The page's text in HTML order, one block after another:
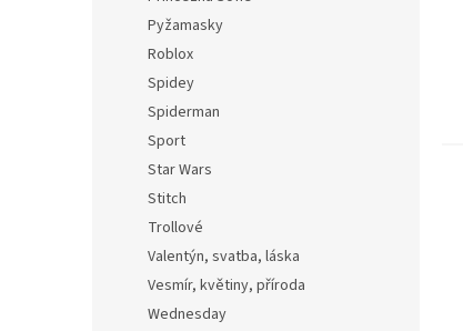
Pyžamasky
Roblox
Spidey
Spiderman
Sport
Star Wars
Stitch
Trollové
Valentýn, svatba, láska
Vesmír, květiny, příroda
Wednesday